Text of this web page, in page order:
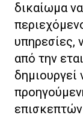
δικαίωμα
υπηρεσίες,
από την
δημιουργεί
επισκεπτών